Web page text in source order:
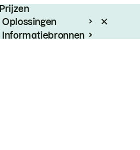
Prijzen
Oplossingen
Informatiebronnen